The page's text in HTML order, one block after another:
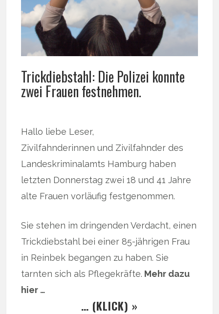
Trickdiebstahl: Die Polizei konnte
zwei Frauen festnehmen.
Hallo liebe Leser,
Zivilfahnderinnen und Zivilfahnder des
Landeskriminalamts Hamburg haben
letzten Donnerstag zwei 18 und 41 Jahre
alte Frauen vorläufig festgenommen.
Sie stehen im dringenden Verdacht, einen
Trickdiebstahl bei einer 85-jährigen Frau
in Reinbek begangen zu haben. Sie
tarnten sich als Pflegekräfte. Mehr dazu
hier …
… (KLICK) »